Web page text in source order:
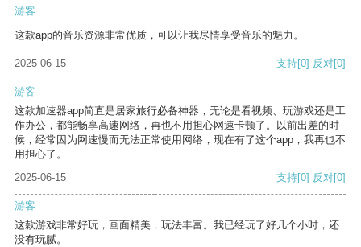
游客
这款app的音乐资源非常优质，可以让我尽情享受音乐的魅力。
2025-06-15 支持[0] 反对[0]
游客
这款加速器app简直是居家旅行必备神器，无论是看视频、玩游戏还是工
作办公，都能畅享高速网络，再也不用担心网速卡顿了。以前出差的时
候，经常因为网速慢而无法正常使用网络，现在有了这个app，我再也不
用担心了。
2025-06-15
支持[0] 反对[0]
游客
这款游戏非常好玩，画面精美，玩法丰富。我已经玩了好几个小时，还
没有玩腻。